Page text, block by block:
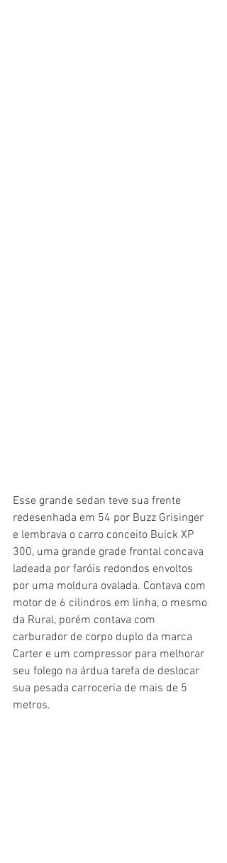
Esse grande sedan teve sua frente
redesenhada em 54 por Buzz Grisinger
e lembrava o carro conceito Buick XP
300, uma grande grade frontal concava
ladeada por faróis redondos envoltos
por uma moldura ovalada. Contava com
motor de 6 cilindros em linha, o mesmo
da Rural, porém contava com
carburador de corpo duplo da marca
Carter e um compressor para melhorar
seu folego na árdua tarefa de deslocar
sua pesada carroceria de mais de 5
metros.